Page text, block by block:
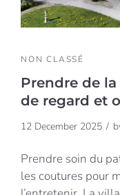
NON CLASSÉ
Prendre de
de regard et
12 December 2025
Prendre soin du
les coutures pour